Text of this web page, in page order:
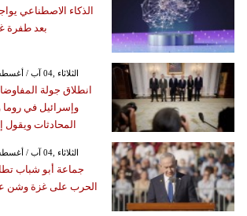
الذكاء الاصطناعي
بعد طفرة
GMT 13:52 2026 الثلاثاء ,04 آب / أغسطس
انطلاق جولة
وإسرائيل في
المحادثات ويقول
GMT 20:58 2026 الثلاثاء ,04 آب / أغسطس
جماعة أبو شباب
الحرب على غزة وشن